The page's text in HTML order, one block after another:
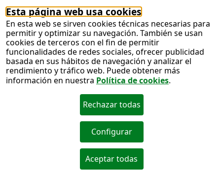
Esta página web usa cookies
En esta web se sirven cookies técnicas necesarias para
permitir y optimizar su navegación. También se usan
cookies de terceros con el fin de permitir
funcionalidades de redes sociales, ofrecer publicidad
basada en sus hábitos de navegación y analizar el
rendimiento y tráfico web. Puede obtener más
información en nuestra Política de cookies.